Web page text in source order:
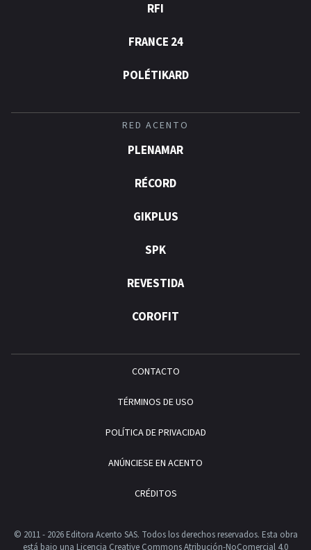
RFI
FRANCE 24
POLÉTIKARD
RED ACENTO
PLENAMAR
RÉCORD
GIKPLUS
SPK
REVESTIDA
COROFIT
CONTACTO
TÉRMINOS DE USO
POLÍTICA DE PRIVACIDAD
ANÚNCIESE EN ACENTO
CRÉDITOS
© 2011 - 2026 Editora Acento SAS. Todos los derechos reservados. Esta obra
está bajo una Licencia Creative Commons Atribución-NoComercial 4.0